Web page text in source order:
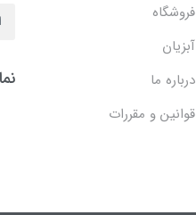
فروشگاه
آبزیان
درباره ما
قوانین و مقررات